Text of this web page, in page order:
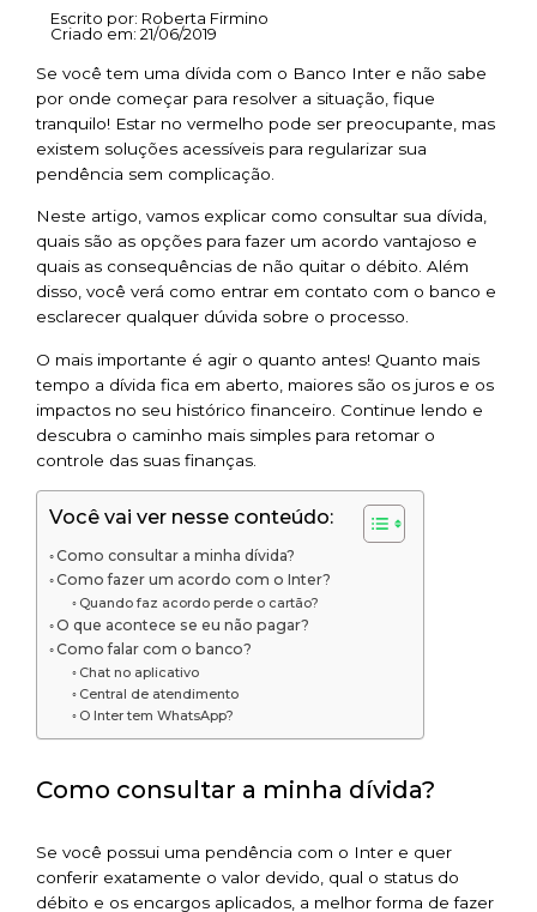
Escrito por: Roberta Firmino
Criado em: 21/06/2019
Se você tem uma dívida com o Banco Inter e não sabe
por onde começar para resolver a situação, fique
tranquilo! Estar no vermelho pode ser preocupante, mas
existem soluções acessíveis para regularizar sua
pendência sem complicação.
Neste artigo, vamos explicar como consultar sua dívida,
quais são as opções para fazer um acordo vantajoso e
quais as consequências de não quitar o débito. Além
disso, você verá como entrar em contato com o banco e
esclarecer qualquer dúvida sobre o processo.
O mais importante é agir o quanto antes! Quanto mais
tempo a dívida fica em aberto, maiores são os juros e os
impactos no seu histórico financeiro. Continue lendo e
descubra o caminho mais simples para retomar o
controle das suas finanças.
Você vai ver nesse conteúdo:
Como consultar a minha dívida?
Como fazer um acordo com o Inter?
Quando faz acordo perde o cartão?
O que acontece se eu não pagar?
Como falar com o banco?
Chat no aplicativo
Central de atendimento
O Inter tem WhatsApp?
Como consultar a minha dívida?
Se você possui uma pendência com o Inter e quer
conferir exatamente o valor devido, qual o status do
débito e os encargos aplicados, a melhor forma de fazer